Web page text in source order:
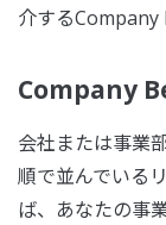
介するCompany
Company
会社または事業
順で並んでいる
ば、あなたの事